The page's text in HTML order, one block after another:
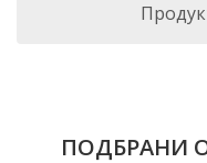
ПОДБРАНИ